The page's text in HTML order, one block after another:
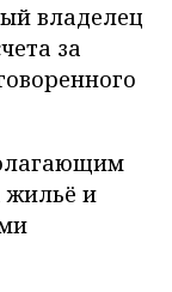
владелец
за
жильё и